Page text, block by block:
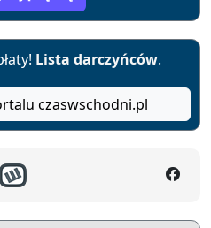
Lista darczyńców.
czaswschodni.pl